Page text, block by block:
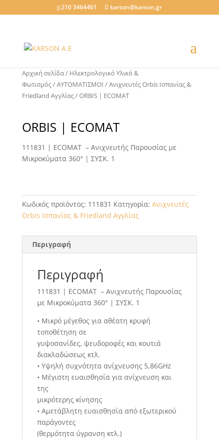
210 3464461 karson@karson.gr
Αρχική σελίδα/ Ηλεκτρολογικό Υλικό &
Φωτισμός/ΑΥΤΟΜΑΤΙΣΜΟΙ /Ανιχνευτές Orbis Ισπανίας &
Friedland Αγγλίας/ ORBIS | ECOMAT
ORBIS | ECOMAT
111831 | ECOMAT – Ανιχνευτής Παρουσίας με
Μικροκύματα 360° | ΣΥΣΚ. 1
Κωδικός προϊόντος: 111831 Κατηγορία: Ανιχνευτές
Orbis Ισπανίας & Friedland Αγγλίας
Περιγραφή
Περιγραφή
111831 | ECOMAT – Ανιχνευτής Παρουσίας
με Μικροκύματα 360° | ΣΥΣΚ. 1
• Μικρό μέγεθος για αθέατη κρυφή
τοποθέτηση σε
γυψοσανίδες, ψευδοροφές και κουτιά
διακλαδώσεως κτλ.
• Υψηλή συχνότητα ανίχνευσης 5,86GHz
• Μέγιστη ευαισθησία για ανίχνευση και
της
μικρότερης κίνησης
• Αμετάβλητη ευαισθησία από εξωτερικού
παράγοντες
(θερμότητα ύγρανση κτλ.)